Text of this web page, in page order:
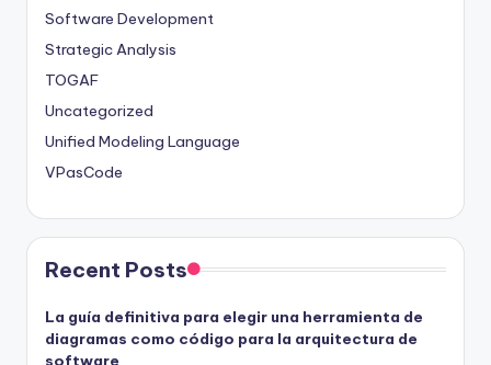
Software Development
Strategic Analysis
TOGAF
Uncategorized
Unified Modeling Language
VPasCode
Recent Posts
La guía definitiva para elegir una herramienta de
diagramas como código para la arquitectura de